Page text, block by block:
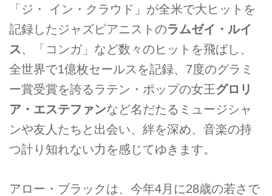
「ジ・ イン・クラウド」が全米で大ヒットを
記録したジャズピアニストのラムゼイ・ルイ
ス、「コンガ」など数々のヒットを飛ばし、
全世界で1億枚セールスを記録、7度のグラミ
ー賞受賞を誇るラテン・ポップの女王グロリ
ア・エステファンなど名だたるミュージシャ
ンや友人たちと出会い、絆を深め、音楽の持
つ計り知れない力を感じてゆきます。
アロー・ブラックは、今年4月に28歳の若さで